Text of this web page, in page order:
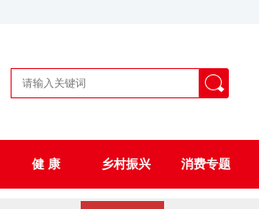
健 康 乡村振兴 消费专题